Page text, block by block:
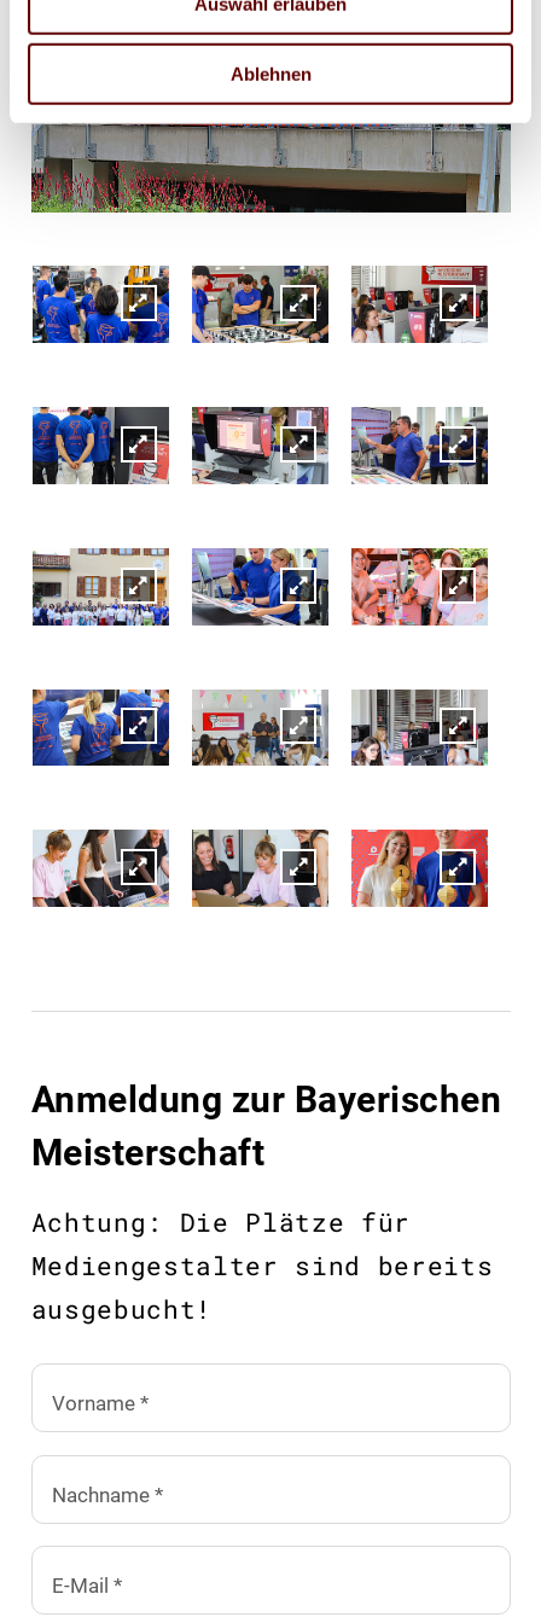
Ablehnen
Anmeldung zur Bayerischen
Meisterschaft
Achtung: Die Plätze für
Mediengestalter sind bereits
ausgebucht!
Vorname *
Nachname *
E-Mail *